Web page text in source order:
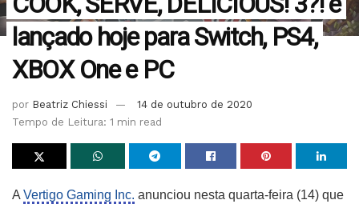
lançado hoje para Switch, PS4,
XBOX One e PC
por Beatriz Chiessi
14 de outubro de 2020
Tempo de Leitura: 1 min read
A Vertigo Gaming Inc. anunciou nesta quarta-feira (14) que